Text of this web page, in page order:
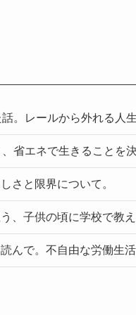
。レールから外れる人
省エネで生きることを
さと限界について。
、子供の頃に学校で教
んで。不自由な労働生